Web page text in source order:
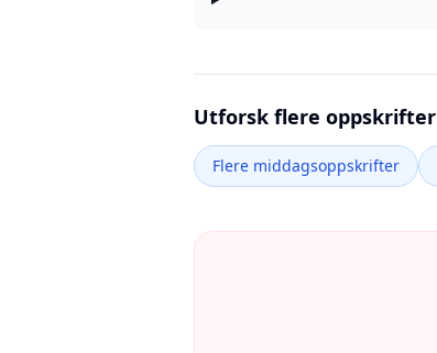
Utforsk flere oppskrifter
Flere middagsoppskrifter